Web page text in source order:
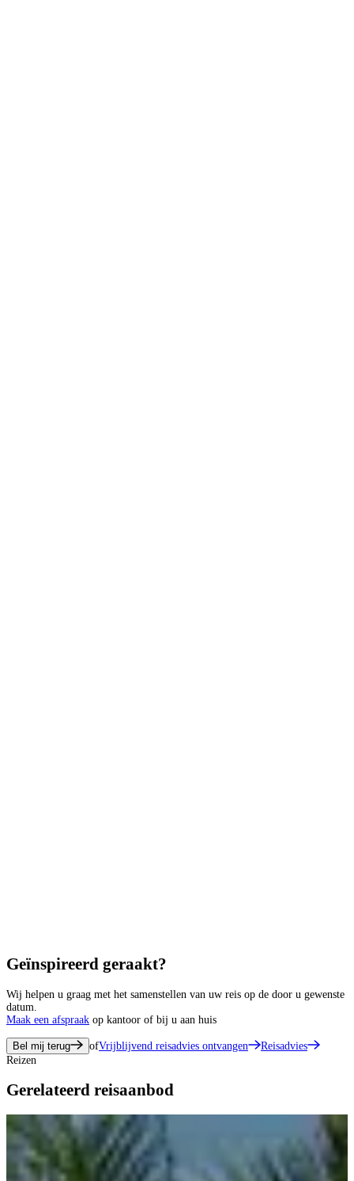
Geïnspireerd geraakt?
Wij helpen u graag met het samenstellen van uw reis op de door u gewenste
datum.
Maak een afspraak op kantoor of bij u aan huis
Bel mij terug ofVrijblijvend reisadvies ontvangen
Reisadvies
Reizen
Gerelateerd reisaanbod